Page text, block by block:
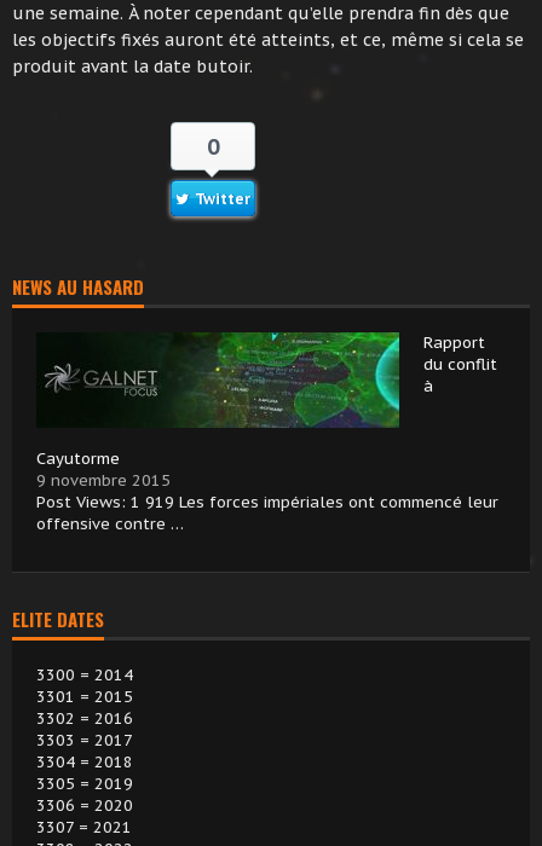
une semaine. À noter cependant qu’elle prendra fin dès que
les objectifs fixés auront été atteints, et ce, même si cela se
produit avant la date butoir.
0
Twitter
NEWS AU HASARD
Rapport
du conflit
à
Cayutorme
9 novembre 2015
Post Views: 1 919 Les forces impériales ont commencé leur
offensive contre …
ELITE DATES
3300 = 2014
3301 = 2015
3302 = 2016
3303 = 2017
3304 = 2018
3305 = 2019
3306 = 2020
3307 = 2021